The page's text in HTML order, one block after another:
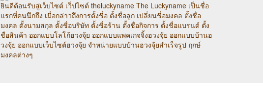
ยินดีต้อนรับสู่เว็บไซต์ เว็ปไซต์ theluckyname The Luckyname เป็นชื่อ
แรกที่คนนึกถึง เมื่อกล่าวถึงการตั้งชื่อ ตั้งชื่อลูก เปลี่ยนชื่อมงคล ตั้งชื่อ
มงคล ตั้งนามสกุล ตั้งชื่อบริษัท ตั้งชื่อร้าน ตั้งชื่อกิจการ ตั้งชื่อแบรนด์ ตั้ง
ชื่อสินค้า ออกแบบโลโก้ฮวงจุ้ย ออกแบบแพคเกจจิ้งฮวงจุ้ย ออกแบบบ้านฮ
วงจุ้ย ออกแบบเว็บไซต์ฮวงจุ้ย จำหน่ายแบบบ้านฮวงจุ้ยสำเร็จรูป ฤกษ์
มงคลต่างๆ